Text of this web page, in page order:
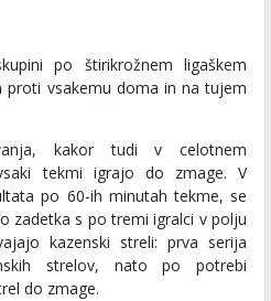
po štirikrožnem ligaškem
proti vsakemu doma in na tujem
kakor tudi v celotnem
tekmi igrajo do zmage. V
po 60-ih minutah tekme, se
zadetka s po tremi igralci v polju
kazenski streli: prva serija
strelov, nato po potrebi
do zmage.